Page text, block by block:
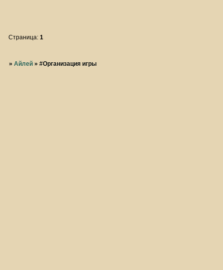
Страница:1
»Айлей »#Организация игры